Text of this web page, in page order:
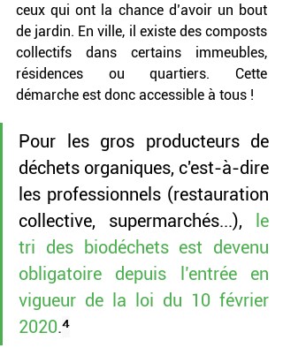
ceux qui ont la chance d’avoir un bout
de jardin. En ville, il existe des composts
collectifs dans certains immeubles,
résidences ou quartiers. Cette
démarche est donc accessible à tous !
Pour les gros producteurs de
déchets organiques, c'est-à-dire
les professionnels (restauration
collective, supermarchés...),
le
tri des biodéchets est devenu
obligatoire depuis l’entrée en
vigueur de la loi du 10 février
2020.⁴